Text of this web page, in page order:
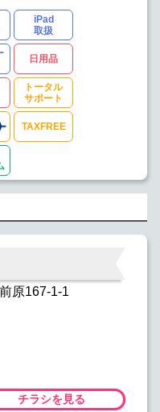
iPad
取扱
日用品
トータル
サポート
TAXFREE
原167-1-1
チラシを見る